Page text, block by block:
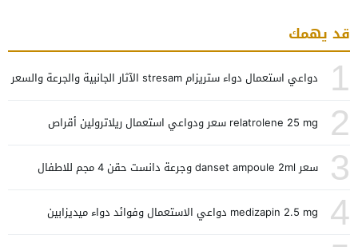
قد يهمك
1 دواعي استعمال دواء ستريزام stresam الآثار الجانبية والجرعة والسعر
2 relatrolene 25 mg سعر ودواعي استعمال ريلاترولين أقراص
3 سعر danset ampoule 2ml وجرعة دانست حقن 4 مجم للاطفال
4 medizapin 2.5 mg دواعي الاستعمال وفوائد دواء ميديزابين